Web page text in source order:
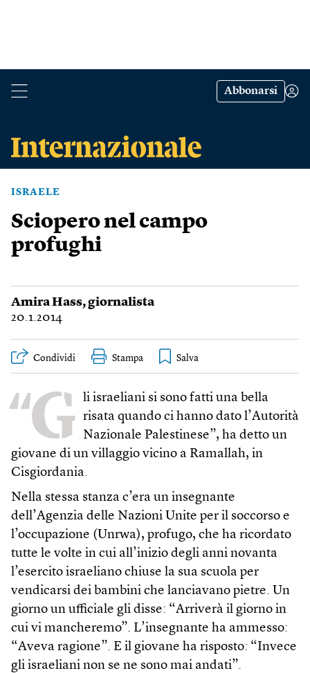
Abbonarsi
ISRAELE
Sciopero nel campo
profughi
Amira Hass, giornalista
20.1.2014
Condividi Stampa
“G li israeliani si sono fatti una bella
risata quando ci hanno dato l’Autorità
Nazionale Palestinese”, ha detto un
giovane di un villaggio vicino a Ramallah, in
Cisgiordania.
Nella stessa stanza c’era un insegnante
dell’Agenzia delle Nazioni Unite per il soccorso e
l’occupazione (Un­rwa), profugo, che ha ricordato
tutte le volte in cui all’inizio degli anni novanta
l’esercito israeliano chiuse la sua scuola per
vendicarsi dei bambini che lanciavano pietre. Un
giorno un ufficiale gli disse: “Arriverà il giorno in
cui vi mancheremo”. L’insegnante ha ammesso:
“Aveva ragione”. E il giovane ha risposto: “Invece
gli israeliani non se ne sono mai andati”.